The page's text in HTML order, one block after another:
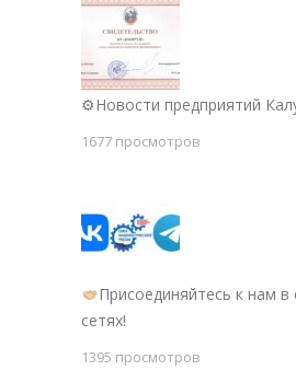
⚙Новости предприятий
1677 просмотров
Присоединяйтесь к нам в
сетях!
1395 просмотров